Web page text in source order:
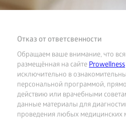
Отказ от ответсвенности
Обращаем ваше внимание, что
размещённая на сайтеProwellness
исключительно в
персональной программой,
действию или врачебными
данные материалы для
проведения любых медицинских